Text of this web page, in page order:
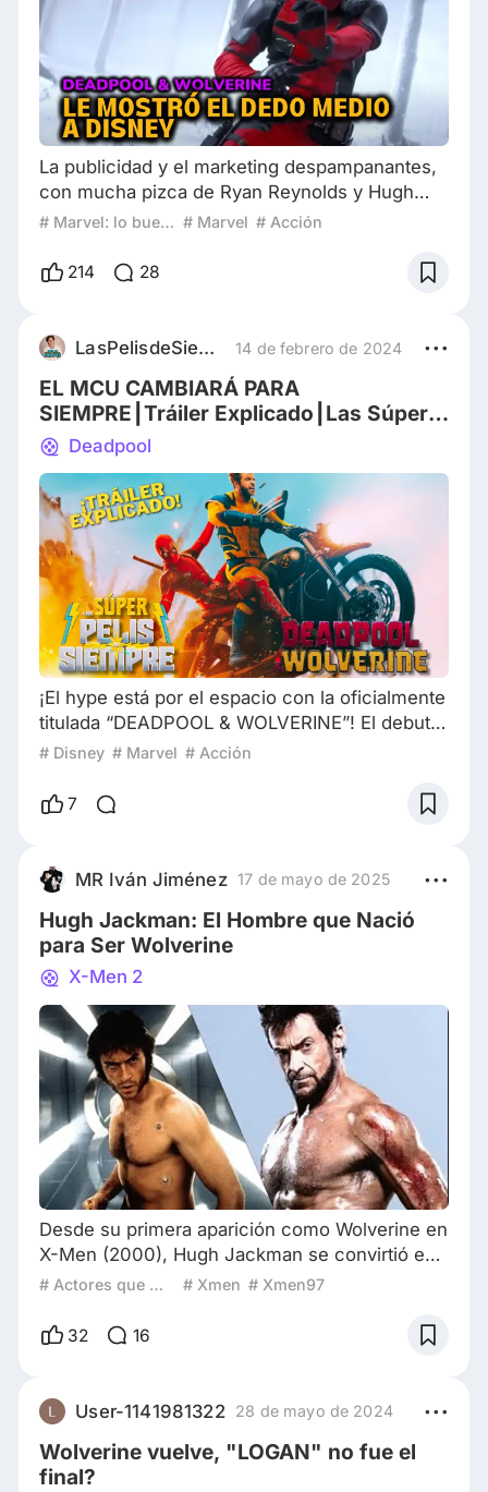
La publicidad y el marketing despampanantes,
con mucha pizca de Ryan Reynolds y Hugh
Jackman, dejaron claro que "Deadpool &
taquilla ya superó el doble del presupuesto). Lo
Century Fox (y un poco de New Line Cinema).
Si crecieron con el subgénero de superhéroes
en
# Marvel: lo bueno, lo malo y lo feo # Marvel # Acción
214 28
LasPelisdeSiempreOK 14 de febrero de 2024
EL MCU CAMBIARÁ PARA
SIEMPRE┃Tráiler Explicado┃Las Súper
Pelis De Siempre
Deadpool
¡El hype está por el espacio con la oficialmente
titulada “DEADPOOL & WOLVERINE”! El debut
de Ryan Reynolds en el Universo
Jackman como Wolverine y, por lo tanto, la
“Deadpool”, una de las más importantes para
“La Saga del Multiverso” y para películas de
cómics en sí. ¿
# Disney # Marvel # Acción
7
MR Iván Jiménez 17 de mayo de 2025
Hugh Jackman: El Hombre que Nació
para Ser Wolverine
X-Men 2
Desde su primera aparición como Wolverine en
X-Men (2000), Hugh Jackman se convirtió en
sinónimo del mutante más feroz y carismático
décadas, ha interpretado al personaje en nueve
que ningún otro actor ha logrado replicar con
tanta intensidad, compromiso físico y
evolución emoci
# Actores que mejoran con la edad # Xmen # Xmen97
32 16
User-1141981322 28 de mayo de 2024
Wolverine vuelve, "LOGAN" no fue el
final?